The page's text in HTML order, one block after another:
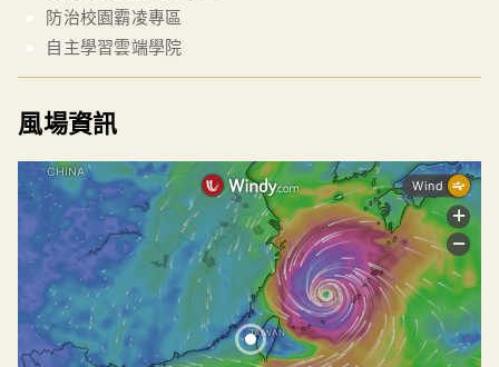
防治校園霸凌專區
自主學習雲端學院
風場資訊